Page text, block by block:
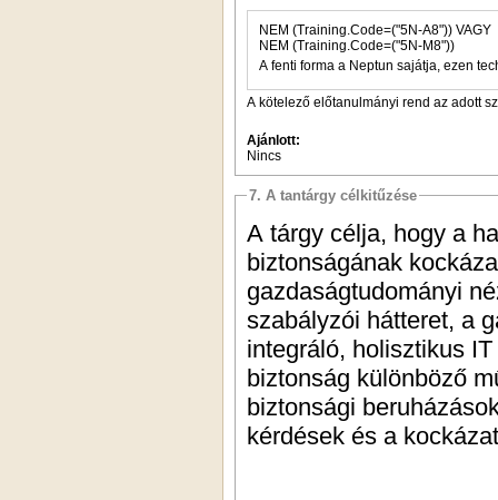
NEM (Training.Code=("5N-A8")) VAGY
NEM (Training.Code=("5N-M8"))
A fenti forma a Neptun sajátja, ezen
A kötelező előtanulmányi rend az adott
Ajánlott:
Nincs
7. A tantárgy célkitűzése
A tárgy célja, hogy a
biztonságának
gazdaságtudományi
szabályzói hátteret, a
integráló, holisztikus
biztonság különböző
biztonsági
kérdések és a